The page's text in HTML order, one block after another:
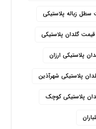
سطل زباله پلاستیکی
قیمت گلدان پلاستیکی
پلاستیکی ارزان
پلاستیکی شهرآذین
پلاستیکی کوچک